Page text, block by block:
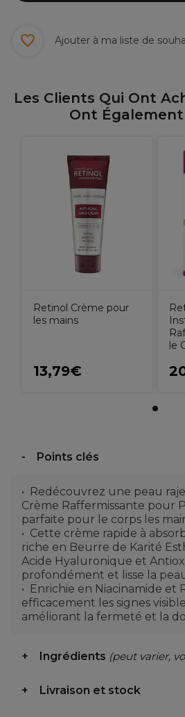
Ajouter à ma liste de
Les Clients Qui Ont
Ont
Retinol Crème pour
les mains
13,79€
le
Points clés
Redécouvrez une peau
Crème Raffermissante pour
parfaite pour le corps les
Cette crème rapide à
riche en Beurre de Karité
Acide Hyaluronique et
profondément et lisse la
Enrichie en Niacinamide et
efficacement les signes
améliorant la fermeté et la
Ingrédients (peut varier,
Livraison et stock